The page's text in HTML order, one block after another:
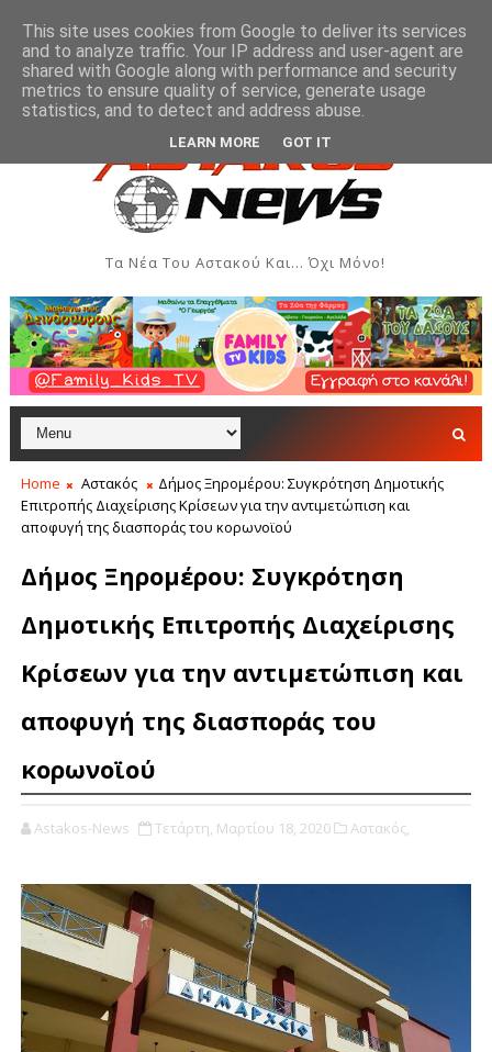
Δημιουργιών του Συλλόγου Γυναικών Αστακού ΠΟΛΙΤΙΣΜΌΣ
Τα Νέα Του Αστακού Και... Όχι Μόνο!
Home Αστακός
Δήμος Ξηρομέρου: Συγκρότηση Δημοτικής
Επιτροπής Διαχείρισης Κρίσεων για την αντιμετώπιση και
αποφυγή της διασποράς του κορωνοϊού
Δήμος Ξηρομέρου: Συγκρότηση
Δημοτικής Επιτροπής Διαχείρισης
Κρίσεων για την αντιμετώπιση και
αποφυγή της διασποράς του
κορωνοϊού
Astakos-News Τετάρτη, Μαρτίου 18, 2020 Αστακός,
This site uses cookies from Google to deliver its services
and to analyze traffic. Your IP address and user-agent are
shared with Google along with performance and security
metrics to ensure quality of service, generate usage
statistics, and to detect and address abuse.
LEARN MORE GOT IT